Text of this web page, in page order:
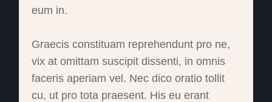
eum in.
Graecis constituam reprehendunt pro ne,
vix at omittam suscipit dissenti, in omnis
faceris aperiam vel. Nec dico oratio tollit
cu, ut pro tota praesent. His eu erant